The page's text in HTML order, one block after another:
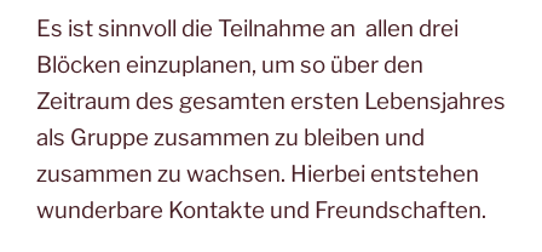
Es ist sinnvoll die Teilnahme an allen drei
Blöcken einzuplanen, um so über den
Zeitraum des gesamten ersten Lebensjahres
als Gruppe zusammen zu bleiben und
zusammen zu wachsen. Hierbei entstehen
wunderbare Kontakte und Freundschaften.